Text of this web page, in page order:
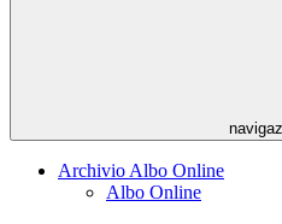
Archivio Albo Online
Albo Online